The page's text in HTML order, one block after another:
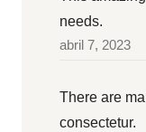
needs.
abril 7, 2023
There are
consectetur.